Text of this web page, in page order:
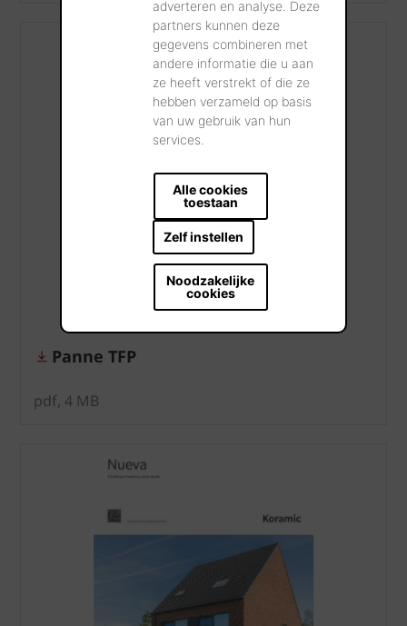
adverteren en analyse. Deze
partners kunnen deze
gegevens combineren met
andere informatie die u aan
ze heeft verstrekt of die ze
hebben verzameld op basis
van uw gebruik van hun
services.
Alle cookies
toestaan
Zelf instellen
Noodzakelijke
cookies
Panne TFP
pdf, 4 MB